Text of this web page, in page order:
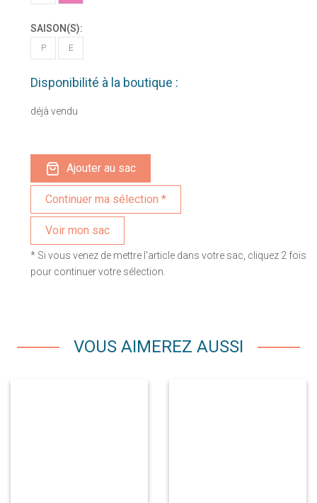
SAISON(S):
P E
Disponibilité à la boutique :
déjà vendu
Ajouter au sac
Voir mon sac
* Si vous venez de mettre l'article dans votre sac, cliquez 2 fois
pour continuer votre sélection.
VOUS AIMEREZ AUSSI